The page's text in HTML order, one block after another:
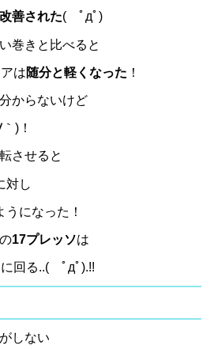
善された( ﾟдﾟ)
巻きと比べると
は随分と軽くなった ！
からないけど
)！
させると
対し
うになった！
17プレッソは
回る..( ﾟдﾟ).!!
しない